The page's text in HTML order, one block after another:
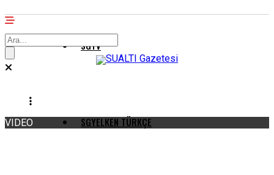
SGTV
SGYELKEN TÜRKÇE
VIDEO